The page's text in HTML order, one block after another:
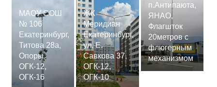
МАОУ СОШ
№ 106
Екатеринбург,
Титова 28а,
Опоры
ОГК-12,
ОГК-16
ЖК
Меридиан
Екатеринбург,
ул. Е.
Савкова 37,
ОГК-12,
ОГК-10
Сваи
СМ-7,75м,
п.Антипаюта,
ЯНАО,
Флагшток
20метров с
флюгерным
механизмом